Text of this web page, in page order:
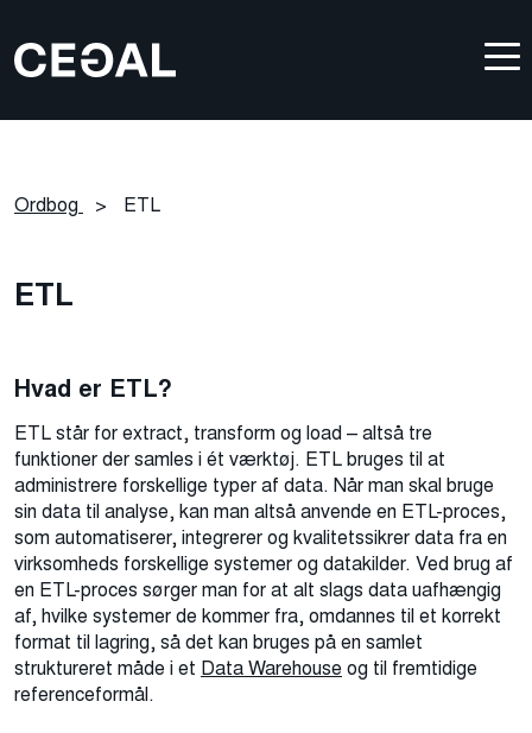
Ordbog > ETL
ETL
Hvad er ETL?
ETL står for extract, transform og load – altså tre
funktioner der samles i ét værktøj. ETL bruges til at
administrere forskellige typer af data. Når man skal bruge
sin data til analyse, kan man altså anvende en ETL-proces,
som automatiserer, integrerer og kvalitetssikrer data fra en
virksomheds forskellige systemer og datakilder. Ved brug af
en ETL-proces sørger man for at alt slags data uafhængig
af, hvilke systemer de kommer fra, omdannes til et korrekt
format til lagring, så det kan bruges på en samlet
struktureret måde i et Data Warehouse og til fremtidige
referenceformål.